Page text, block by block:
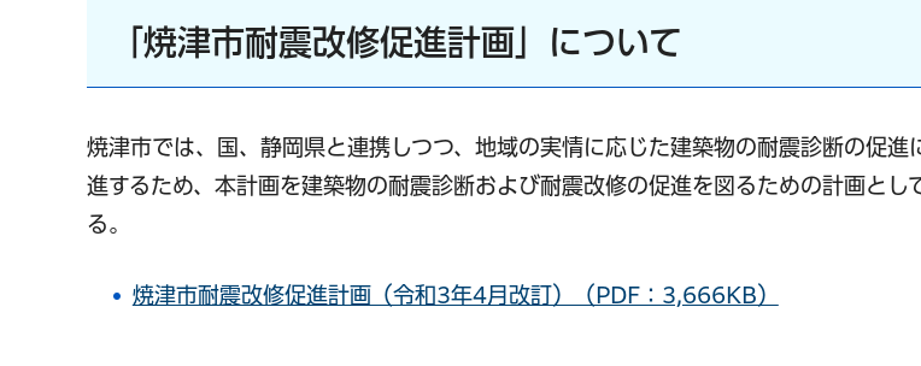
「焼津市耐震改修促進計画」について
焼津市では、国、静岡県と連携しつつ、地域の実情に応じた建築物の耐震診断の促進
進するため、本計画を建築物の耐震診断および耐震改修の促進を図るための計画とし
る。
焼津市耐震改修促進計画（令和3年4月改訂）（PDF：3,666KB）